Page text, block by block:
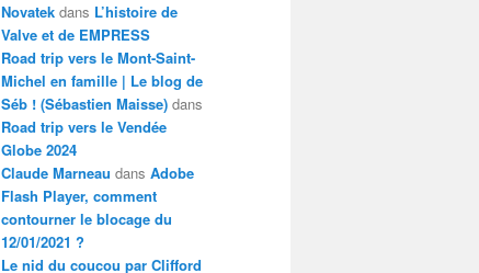
Novatek dans L’histoire de
Valve et de EMPRESS
Road trip vers le Mont-Saint-
Michel en famille | Le blog de
Séb ! (Sébastien Maisse) dans
Road trip vers le Vendée
Globe 2024
Claude Marneau dans Adobe
Flash Player, comment
contourner le blocage du
12/01/2021 ?
Le nid du coucou par Clifford